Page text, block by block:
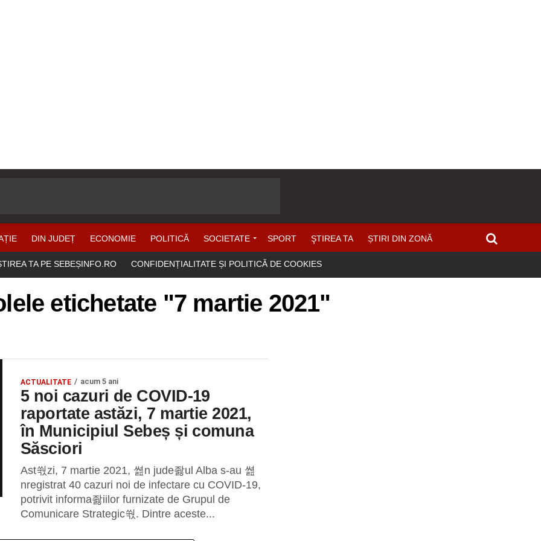
DIN JUDEȚ ECONOMIE POLITICĂ SOCIETATE SPORT ŞTIREA TA ȘTIRI DIN ZONĂ
TA PE SEBEȘINFO.RO CONFIDENȚIALITATE ȘI POLITICĂ DE COOKIES
etichetate "7 martie 2021"
ACTUALITATE acum 5 ani
5 noi cazuri de COVID-19
raportate astăzi, 7 martie 2021,
în Municipiul Sebeș și comuna
Săsciori
Ast쒃zi, 7 martie 2021, 쎮n jude좛ul Alba s-au 쎮
nregistrat 40 cazuri noi de infectare cu COVID-19,
potrivit informa좛iilor furnizate de Grupul de
Comunicare Strategic쒃. Dintre aceste...